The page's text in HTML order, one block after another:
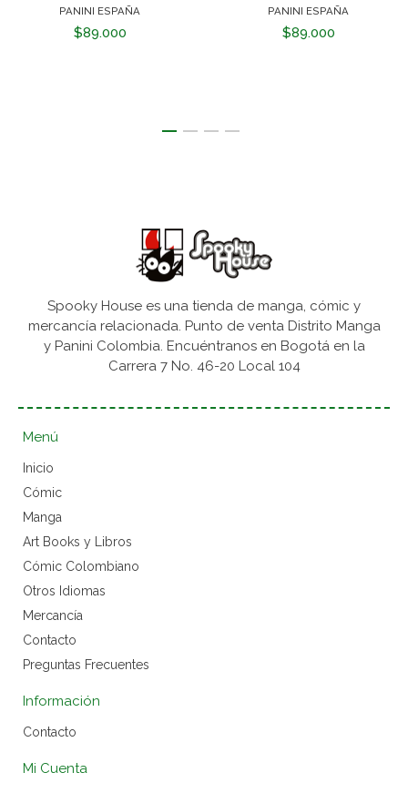
PANINI ESPAÑA
$89.000
PANINI ESPAÑA
$89.000
Spooky House es una tienda de manga, cómic y
mercancía relacionada. Punto de venta Distrito Manga
y Panini Colombia. Encuéntranos en Bogotá en la
Carrera 7 No. 46-20 Local 104
Menú
Inicio
Cómic
Manga
Art Books y Libros
Cómic Colombiano
Otros Idiomas
Mercancía
Contacto
Preguntas Frecuentes
Información
Contacto
Mi Cuenta